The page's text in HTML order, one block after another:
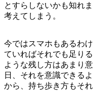
とすらしないかも知れ
考えてしまう。
今ではスマホもあるわ
ていればそれでも足り
ような残し方はあまり
日、それを意識できる
から、持ち歩き方もそ